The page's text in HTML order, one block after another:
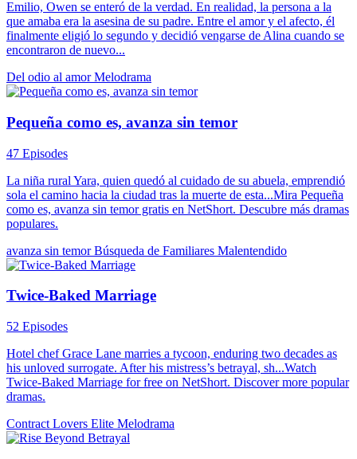
Emilio, Owen se enteró de la verdad. En realidad, la persona a la
que amaba era la asesina de su padre. Entre el amor y el afecto, él
finalmente eligió lo segundo y decidió vengarse de Alina cuando se
encontraron de nuevo...
Del odio al amorMelodrama
Pequeña como es, avanza sin temor
47 Episodes
La niña rural Yara, quien quedó al cuidado de su abuela, emprendió
sola el camino hacia la ciudad tras la muerte de esta...Mira Pequeña
como es, avanza sin temor gratis en NetShort. Descubre más dramas
populares.
avanza sin temorBúsqueda de Familiares Malentendido
Twice-Baked Marriage
52 Episodes
Hotel chef Grace Lane marries a tycoon, enduring two decades as
his unloved surrogate. After his mistress’s betrayal, sh...Watch
Twice-Baked Marriage for free on NetShort. Discover more popular
dramas.
Contract Lovers Elite Melodrama